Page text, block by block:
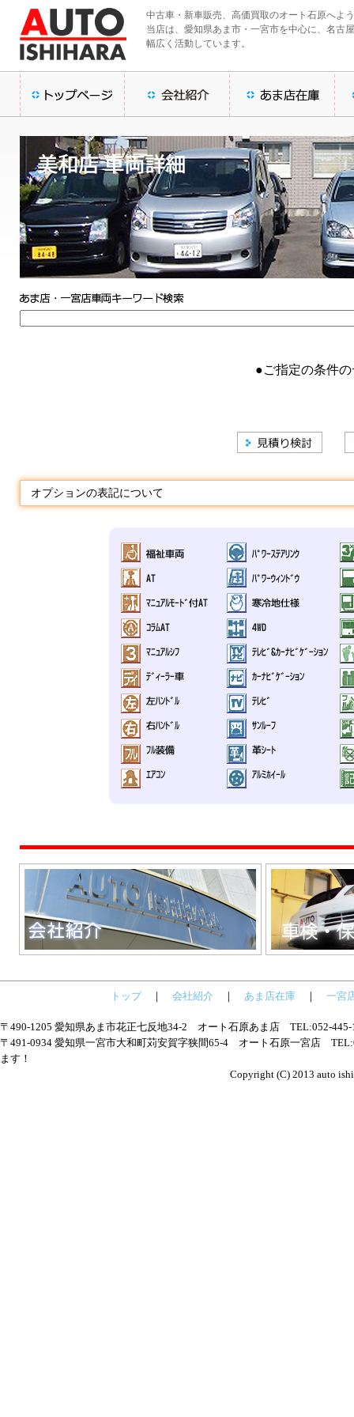
中古車・新車販売、高価買取のオート石原へよ
当店は、愛知県あま市・一宮市を中心に、名古
幅広く活動しています。
●ご指定の条件
オプションの表記について
トップ｜ 会社紹介 ｜ あま店在庫 ｜ 一宮
〒490-1205 愛知県あま市花正七反地34-2 オート石原あま店 TEL:052-
〒491-0934 愛知県一宮市大和町苅安賀字狭間65-4 オート石原一宮店
ます！
Copyright (C) 2013 auto